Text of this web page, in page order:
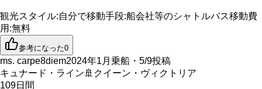
観光スタイル:自分で移動手段:船会社等のシャトルバス移動費
用 :無料
参考になった0
ms. carpe8diem2024年1月乗船・5/9投稿
キュナード・ライン 🚢 クイーン・ヴィクトリア
109日間